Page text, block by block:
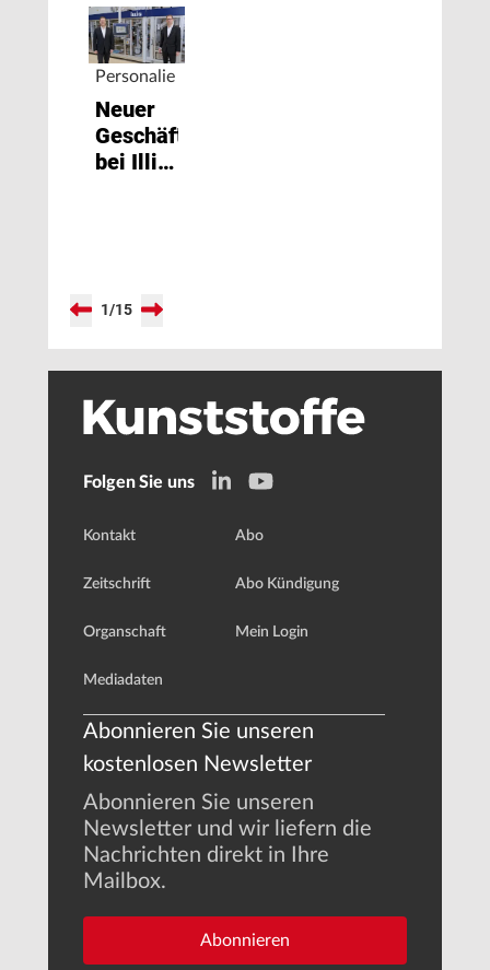
Personalie
Neuer
Geschäftsführer
bei Illig
1/15
Folgen Sie uns
Kontakt
Zeitschrift
Organschaft
Mediadaten
Abo
Abo Kündigung
Mein Login
Abonnieren Sie unseren
kostenlosen Newsletter
Abonnieren Sie unseren
Newsletter und wir liefern die
Nachrichten direkt in Ihre
Mailbox.
Abonnieren